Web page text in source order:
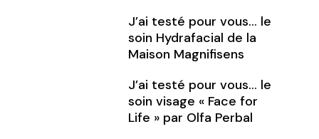
J’ai testé pour vous… le
soin Hydrafacial de la
Maison Magnifisens
J’ai testé pour vous… le
soin visage « Face for
Life » par Olfa Perbal